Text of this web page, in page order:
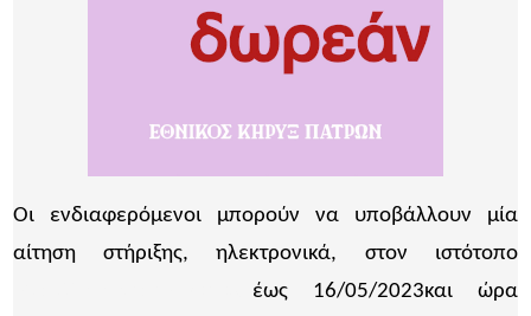
Οι ενδιαφερόμενοι μπορούν να υποβάλλουν μία
αίτηση στήριξης, ηλεκτρονικά, στον ιστότοπο
έως 16/05/2023και ώρα